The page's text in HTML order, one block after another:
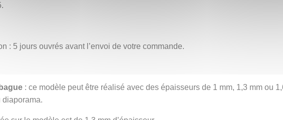
: 5 jours ouvrés avant l’envoi de votre commande.
: ce modèle peut être réalisé avec des épaisseurs de 1 mm, 1,3 mm ou
diaporama.